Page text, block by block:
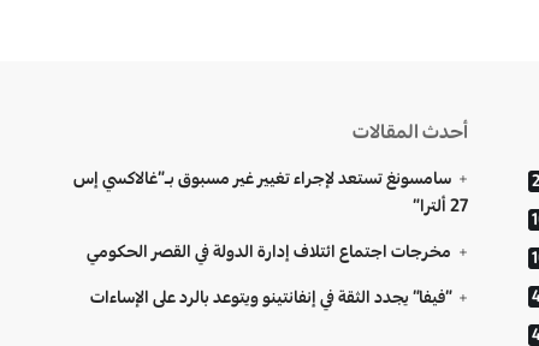
أحدث المقالات
سامسونغ تستعد لإجراء تغيير غير مسبوق بـ”غالاكسي إس
27 ألترا”
مخرجات اجتماع ائتلاف إدارة الدولة في القصر الحكومي
“فيفا” يجدد الثقة في إنفانتينو ويتوعد بالرد على الإساءات